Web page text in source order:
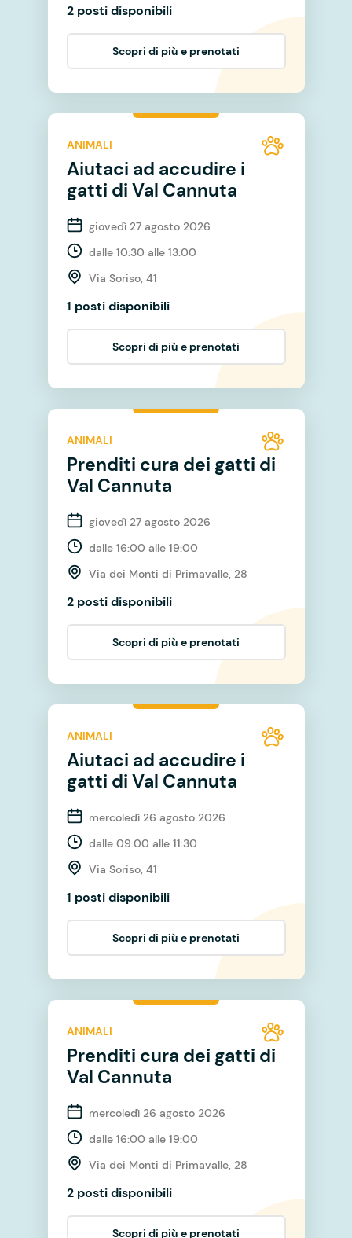
2 posti disponibili
Scopri di più e prenotati
ANIMALI
Aiutaci ad accudire i
gatti di Val Cannuta
giovedì 27 agosto 2026
dalle 10:30 alle 13:00
Via Soriso, 41
1 posti disponibili
Scopri di più e prenotati
ANIMALI
Prenditi cura dei gatti di
Val Cannuta
giovedì 27 agosto 2026
dalle 16:00 alle 19:00
Via dei Monti di Primavalle, 28
2 posti disponibili
Scopri di più e prenotati
ANIMALI
Aiutaci ad accudire i
gatti di Val Cannuta
mercoledì 26 agosto 2026
dalle 09:00 alle 11:30
Via Soriso, 41
1 posti disponibili
Scopri di più e prenotati
ANIMALI
Prenditi cura dei gatti di
Val Cannuta
mercoledì 26 agosto 2026
dalle 16:00 alle 19:00
Via dei Monti di Primavalle, 28
2 posti disponibili
Scopri di più e prenotati